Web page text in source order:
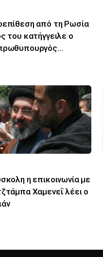
από τη Ρωσία
του κατήγγειλε ο
η επικοινωνία με
Χαμενεΐ λέει ο